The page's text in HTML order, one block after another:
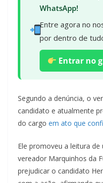
WhatsApp!
Entre agora no
por dentro de
Entrar no
Segundo a denúncia, o
candidato e atualmente
do cargo em ato que
Ele promoveu a leitura
vereador Marquinhos da
prejudicar o candidato